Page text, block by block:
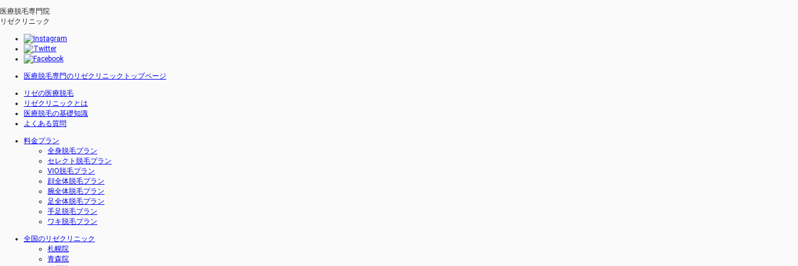
医療脱毛専門院
リゼクリニック
医療脱毛専門のリゼクリニックトップページ
リゼの医療脱毛
リゼクリニックとは
医療脱毛の基礎知識
よくある質問
料金プラン
全身脱毛プラン
セレクト脱毛プラン
VIO脱毛プラン
顔全体脱毛プラン
腕全体脱毛プラン
足全体脱毛プラン
手足脱毛プラン
ワキ脱毛プラン
全国のリゼクリニック
札幌院
青森院